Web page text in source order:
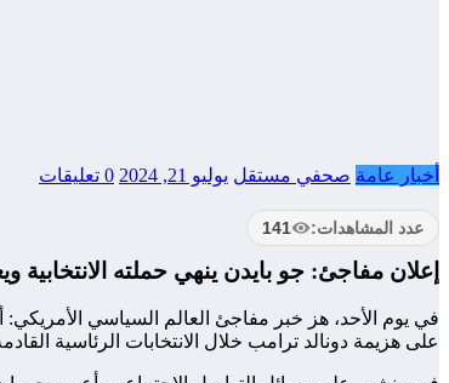
أخبار عامة صحفي مستقل يوليو 21, 2024 0 تعليقات
عدد المشاهدات: 141
إعلان مفاجئ: جو بايدن ينهي حملته الانتخابية
في يوم الأحد، هز خبر مفاجئ العالم السياسي الأمريكي:
على هزيمة دونالد ترامب خلال الانتخابات الرئاسية